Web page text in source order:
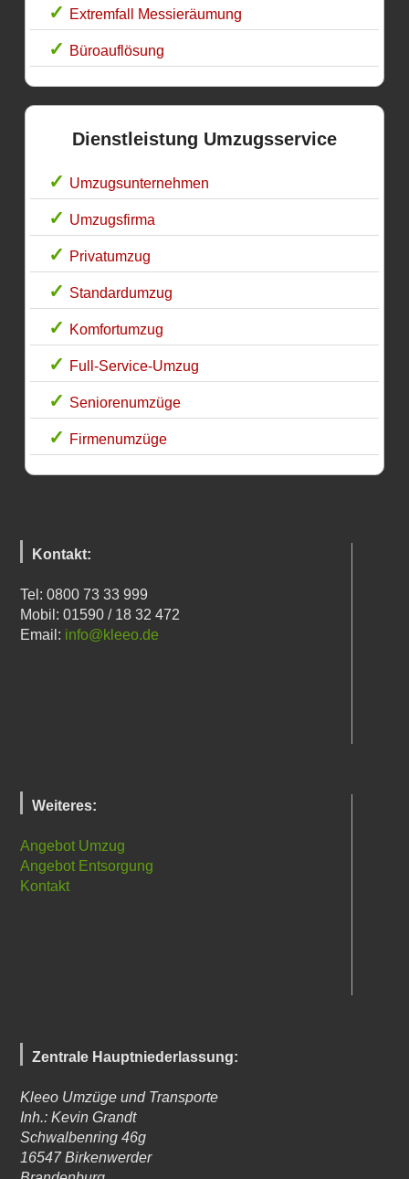
Extremfall Messieräumung
Büroauflösung
Dienstleistung Umzugsservice
Umzugsunternehmen
Umzugsfirma
Privatumzug
Standardumzug
Komfortumzug
Full-Service-Umzug
Seniorenumzüge
Firmenumzüge
Kontakt:
Tel: 0800 73 33 999
Mobil: 01590 / 18 32 472
Email: info@kleeo.de
Weiteres:
Angebot Umzug
Angebot Entsorgung
Kontakt
Zentrale Hauptniederlassung:
Kleeo Umzüge und Transporte
Inh.: Kevin Grandt
Schwalbenring 46g
16547 Birkenwerder